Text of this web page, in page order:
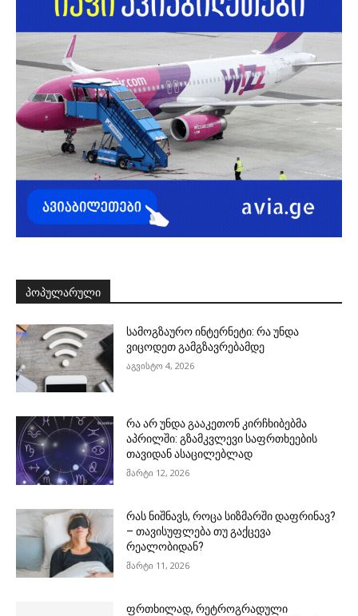
ᲞᲝᲞᲣᲚᲐᲠᲣᲚᲘ
სამოგზაურო ინტერნეტი: რა უნდა
ვიცოდეთ გამგზავრებამდე
აგვისტო 4, 2026
რა არ უნდა გააკეთონ კირჩხიბებმა
აპრილში: გზამკვლევი საფრთხეების
თავიდან ასაცილებლად
მარტი 12, 2026
რას ნიშნავს, როცა სიზმარში დაფრინავ?
– თავისუფლება თუ გაქცევა
რეალობიდან?
მარტი 11, 2026
ფრთხილად, რეტროგრადული